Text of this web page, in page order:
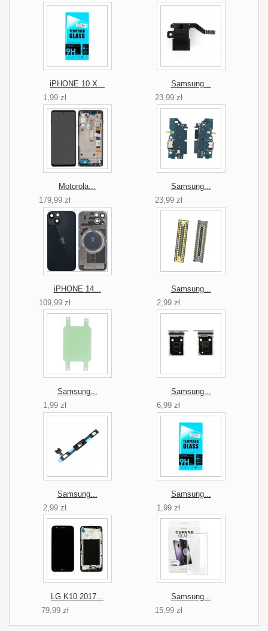
iPHONE 10 X...
1,99 zł
Samsung...
23,99 zł
Motorola...
179,99 zł
Samsung...
23,99 zł
iPHONE 14...
109,99 zł
Samsung...
2,99 zł
Samsung...
1,99 zł
Samsung...
6,99 zł
Samsung...
2,99 zł
Samsung...
1,99 zł
LG K10 2017...
79,99 zł
Samsung...
15,99 zł